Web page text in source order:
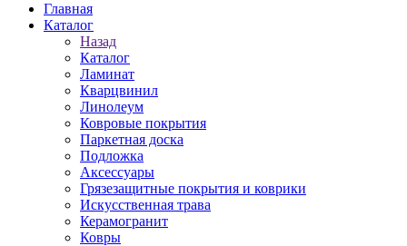
Главная
Каталог
Назад
Каталог
Ламинат
Кварцвинил
Линолеум
Ковровые покрытия
Паркетная доска
Подложка
Аксессуары
Грязезащитные покрытия и коврики
Искусственная трава
Керамогранит
Ковры